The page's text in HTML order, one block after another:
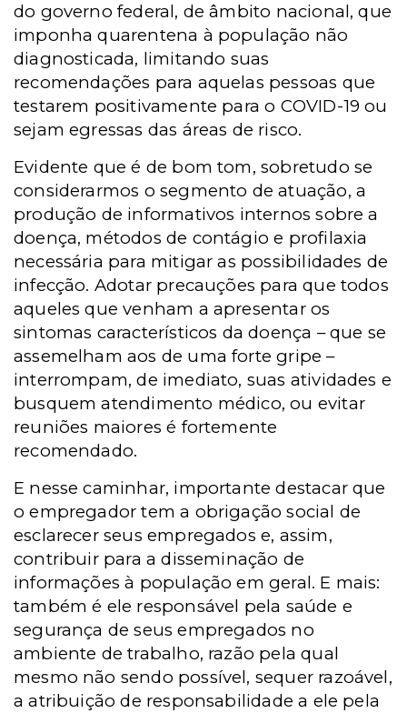
do governo federal, de âmbito nacional, que
imponha quarentena à população não
diagnosticada, limitando suas
recomendações para aquelas pessoas que
testarem positivamente para o COVID-19 ou
sejam egressas das áreas de risco.
Evidente que é de bom tom, sobretudo se
considerarmos o segmento de atuação, a
produção de informativos internos sobre a
doença, métodos de contágio e profilaxia
necessária para mitigar as possibilidades de
infecção. Adotar precauções para que todos
aqueles que venham a apresentar os
sintomas característicos da doença – que se
assemelham aos de uma forte gripe –
interrompam, de imediato, suas atividades e
busquem atendimento médico, ou evitar
reuniões maiores é fortemente
recomendado.
E nesse caminhar, importante destacar que
o empregador tem a obrigação social de
esclarecer seus empregados e, assim,
contribuir para a disseminação de
informações à população em geral. E mais:
também é ele responsável pela saúde e
segurança de seus empregados no
ambiente de trabalho, razão pela qual
mesmo não sendo possível, sequer razoável,
a atribuição de responsabilidade a ele pela